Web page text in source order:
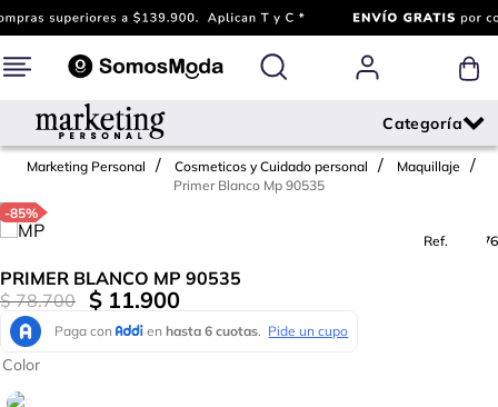
Marketing Personal Cosmeticos y Cuidado personal
Maquillaje
Primer Blanco Mp 90535
-85%
Ref.
664676
PRIMER BLANCO MP 90535
$ 78.700 $ 11.900
Color